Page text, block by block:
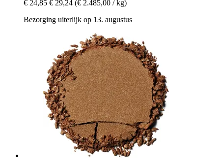
€ 24,85 € 29,24 (€ 2.485,00 / kg)
Bezorging uiterlijk op 13. augustus